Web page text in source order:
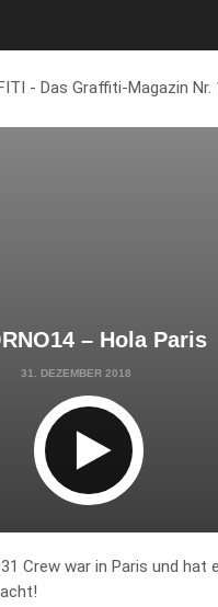
– Hola Paris
31. DEZEMBER 2018
Crew war in Paris und hat